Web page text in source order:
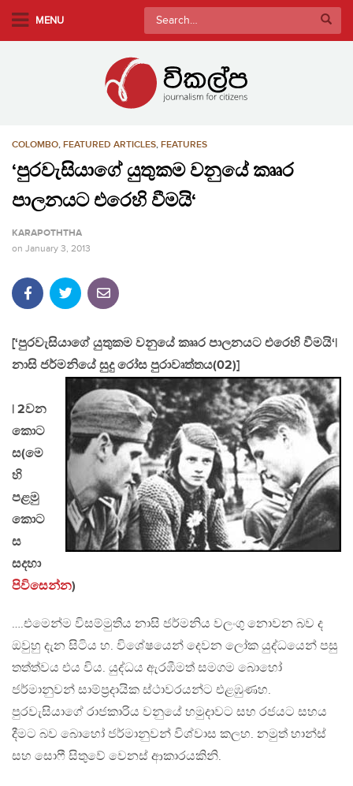
MENU
Search
for:
COLOMBO, FEATURED ARTICLES, FEATURES
‘පුරවැසියාගේ යුතුකම වනුයේ කෲර
පාලනයට එරෙහි වීමයි‘
KARAPOTHTHA
on January 3, 2013
[‘පුරවැසියාගේ යුතුකම වනුයේ කෲර පාලනයට එරෙහි වීමයි‘|
නාසි ජර්මනියේ සුදු රෝස පුරාවෘත්තය(02)]
| 2වන
කොට
ස(මෙ
හි
පළමු
කොට
ස
සදහා
පිවිසෙන්න)
….එමෙන්ම විසම්මුතිය නාසි ජර්මනිය වලංගු නොවන බව ද
ඔවුහු දැන සිටිය හ. විශේෂයෙන් දෙවන ලෝක යුද්ධයෙන් පසු
තත්ත්වය එය විය. යුද්ධය ඇරඹීමත් සමගම බොහෝ
ජර්මානුවන් සාම්ප‍්‍රදායික ස්ථාවරයන්ට එළඹුණහ.
පුරවැසියාගේ රාජකාරිය වනුයේ හමුදාවට සහ රජයට සහය
දීමට බව බොහෝ ජර්මානුවන් විශ්වාස කලහ. නමුත් හාන්ස්
සහ සොෆී සිතුවේ වෙනස් ආකාරයකිනි.